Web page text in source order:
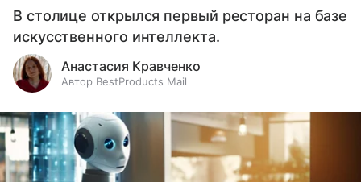
В столице открылся первый ресторан на базе
искусственного интеллекта.
Анастасия Кравченко
Автор BestProducts Mail